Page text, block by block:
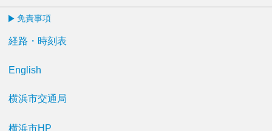
免責事項
経路・時刻表
English
横浜市交通局
横浜市HP